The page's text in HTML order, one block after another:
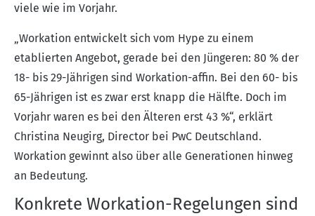
viele wie im Vorjahr.
„Workation entwickelt sich vom Hype zu einem
etablierten Angebot, gerade bei den Jüngeren: 80 % der
18- bis 29-Jährigen sind Workation-affin. Bei den 60- bis
65-Jährigen ist es zwar erst knapp die Hälfte. Doch im
Vorjahr waren es bei den Älteren erst 43 %“, erklärt
Christina Neugirg, Director bei PwC Deutschland.
Workation gewinnt also über alle Generationen hinweg
an Bedeutung.
Konkrete Workation-Regelungen sind